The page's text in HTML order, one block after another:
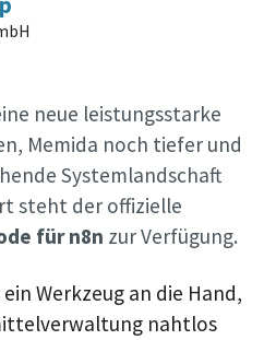
neue leistungsstarke
Memida noch tiefer und
Systemlandschaft
steht der offizielle
für n8n zur Verfügung.
Werkzeug an die Hand,
nahtlos